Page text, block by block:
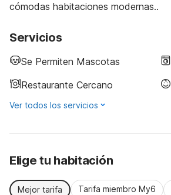
cómodas habitaciones modernas..
Servicios
Se Permiten Mascotas
Restaurante Cercano
Ver todos los servicios
Elige tu habitación
Mejor tarifa Tarifa miembro My6